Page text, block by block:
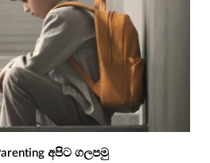
අපිට ගලපමු